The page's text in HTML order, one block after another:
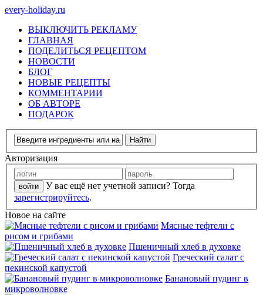
every-holiday.ru
ВЫКЛЮЧИТЬ РЕКЛАМУ
ГЛАВНАЯ
ПОДЕЛИТЬСЯ РЕЦЕПТОМ
НОВОСТИ
БЛОГ
НОВЫЕ РЕЦЕПТЫ
КОММЕНТАРИИ
ОБ АВТОРЕ
ПОДАРОК
Авторизация
У вас ещё нет учетной записи? Тогда
зарегистрируйтесь.
Новое на сайте
Мясные тефтели с
рисом и грибами
Пшеничный хлеб в духовке
Греческий салат с
пекинской капустой
Банановый пудинг в
микроволновке